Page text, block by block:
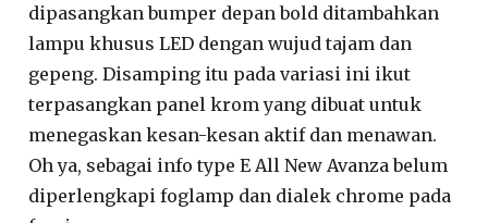
dipasangkan bumper depan bold ditambahkan
lampu khusus LED dengan wujud tajam dan
gepeng. Disamping itu pada variasi ini ikut
terpasangkan panel krom yang dibuat untuk
menegaskan kesan-kesan aktif dan menawan.
Oh ya, sebagai info type E All New Avanza belum
diperlengkapi foglamp dan dialek chrome pada